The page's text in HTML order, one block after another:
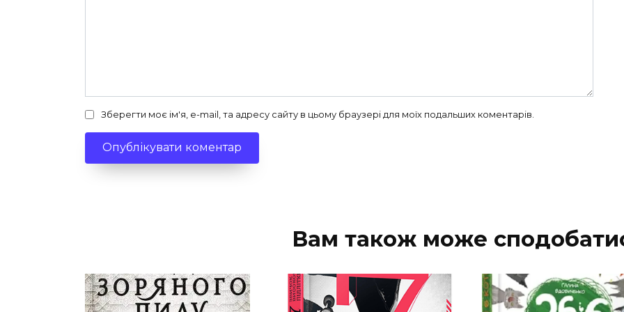
Зберегти моє ім'я, e-mail, та адресу сайту в цьому браузері для моїх подальших коментарів.
Вам також може